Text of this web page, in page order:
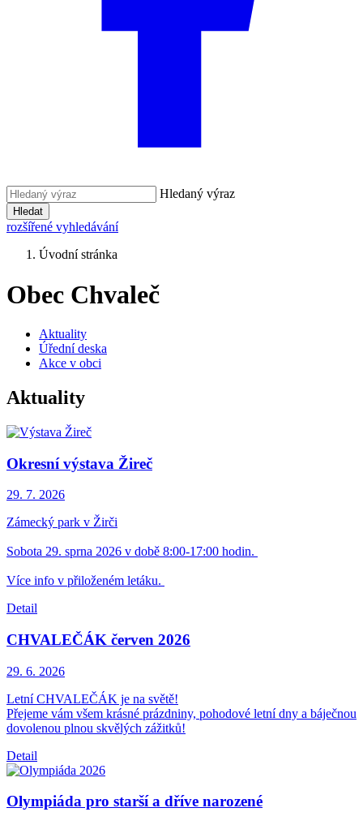
Hledaný výraz
Hledat
rozšířené vyhledávání
Úvodní stránka
Obec Chvaleč
Aktuality
Úřední deska
Akce v obci
Aktuality
Okresní výstava Žireč
29. 7. 2026
Zámecký park v Žirči
Sobota 29. sprna 2026 v době 8:00-17:00 hodin.
Více info v přiloženém letáku.
Detail
CHVALEČÁK červen 2026
29. 6. 2026
Letní CHVALEČÁK je na světě!
Přejeme vám všem krásné prázdniny, pohodové letní dny a báječnou
dovolenou plnou skvělých zážitků!
Detail
Olympiáda pro starší a dříve narozené